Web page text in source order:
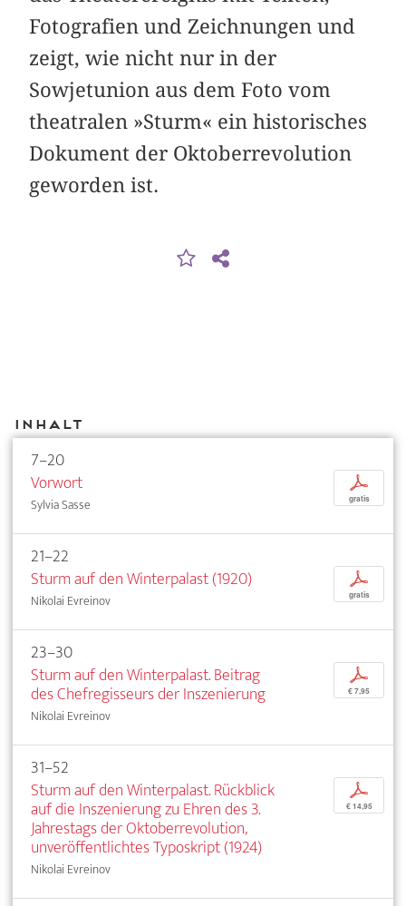
Fotografien und Zeichnungen und
zeigt, wie nicht nur in der
Sowjetunion aus dem Foto vom
theatralen »Sturm« ein historisches
Dokument der Oktober­revolution
geworden ist.
Inhalt
7–20
Vorwort
Sylvia Sasse
p
gratis
21–22
Sturm auf den Winterpalast (1920)
Nikolai Evreinov
p
gratis
23–30
Sturm auf den Winterpalast. Beitrag
des Chefregisseurs der Inszenierung
Nikolai Evreinov
p
€ 7,95
31–52
Sturm auf den Winterpalast. Rückblick
auf die Inszenierung zu Ehren des 3.
Jahrestags der Oktoberrevolution,
unveröffentlichtes Typoskript (1924)
Nikolai Evreinov
p
€ 14,95